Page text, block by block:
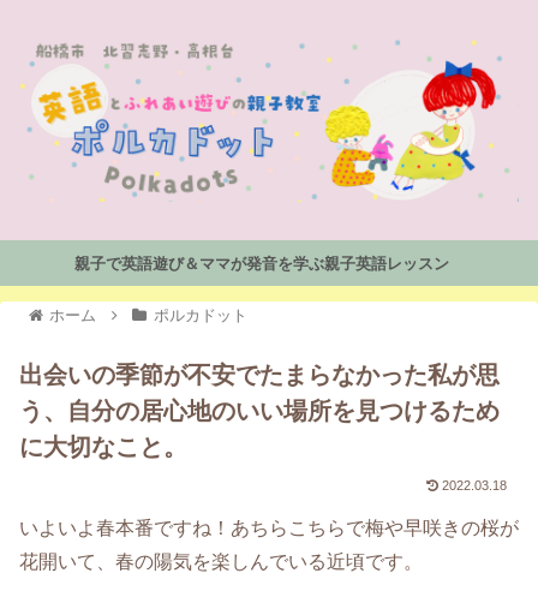
親子で英語遊び＆ママが発音を学ぶ親子英語レッスン
ホーム ポルカドット
出会いの季節が不安でたまらなかった私が思
う、自分の居心地のいい場所を見つけるため
に大切なこと。
2022.03.18
いよいよ春本番ですね！あちらこちらで梅や早咲きの桜が
花開いて、春の陽気を楽しんでいる近頃です。